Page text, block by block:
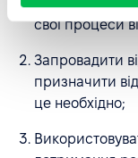
свої процеси
Запровадити
призначити
це необхідно;